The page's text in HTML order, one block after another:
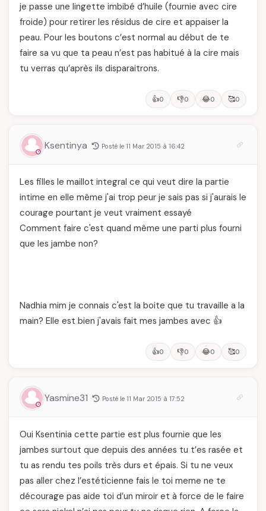
je passe une lingette imbibé d’huile (fournie avec cire
froide) pour retirer les résidus de cire et appaiser la
peau. Pour les boutons c’est normal au début de te
faire sa vu que ta peau n’est pas habitué à la cire mais
tu verras qu’après ils disparaitrons.
👍0 👎0 😂0 🥰0
Ksentinya Posté le 11 Mar 2015 à 16:42
Les filles le maillot integral ce qui veut dire la partie
intime en elle même j'ai trop peur je sais pas si j'aurais le
courage pourtant je veut vraiment essayé
Comment faire c'est quand même une parti plus fourni
que les jambe non?
Nadhia mim je connais c'est la boite que tu travaille a la
main? Elle est bien j'avais fait mes jambes avec 👍
👍0 👎0 😂0 🥰0
Yasmine31 Posté le 11 Mar 2015 à 17:52
Oui Ksentinia cette partie est plus fournie que les
jambes surtout que depuis des années tu t’es rasée et
tu as rendu tes poils très durs et épais. Si tu ne veux
pas aller chez l’estéticienne fais le toi meme ne te
décourage pas aide toi d’un miroir et à force de le faire